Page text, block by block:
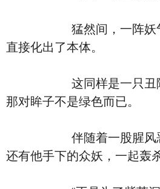
猛然间，一阵妖气爆
直接化出了本体。
这同样是一只丑陋的
那对眸子不是绿色而已。
伴随着一股腥风恶臭
还有他手下的众妖，一起轰